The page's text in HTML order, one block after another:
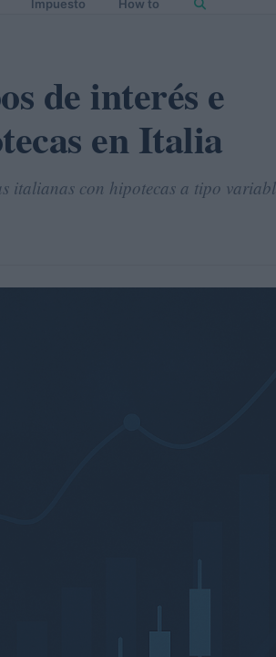
Impuesto How to
de interés e
en Italia
italianas con hipotecas a tipo